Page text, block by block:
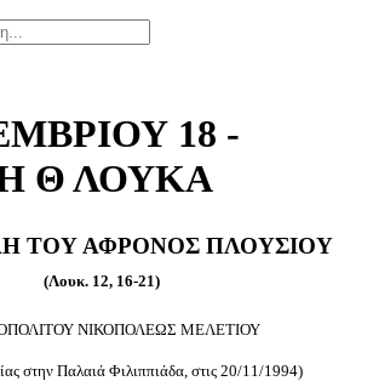
18 -
Θ ΛΟΥΚΑ
ΤΟΥ ΑΦΡΟΝΟΣ ΠΛΟΥΣΙΟΥ
(Λουκ. 12, 16-21)
ΝΙΚΟΠΟΛΕΩΣ ΜΕΛΕΤΙΟΥ
στην Παλαιά Φιλιππιάδα, στις 20/11/1994)